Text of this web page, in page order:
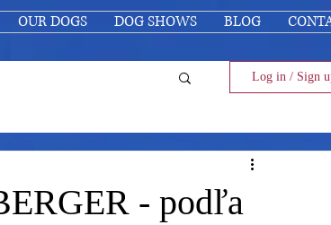
OUR DOGS DOG SHOWS BLOG
Log in / Sign
- podľa